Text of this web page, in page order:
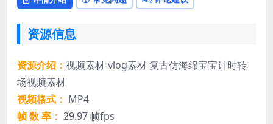
资源信息
资源介绍： 视频素材-vlog素材 复古仿海绵宝宝计时转
场视频素材
视频格式： MP4
帧 数 率： 29.97 帧fps